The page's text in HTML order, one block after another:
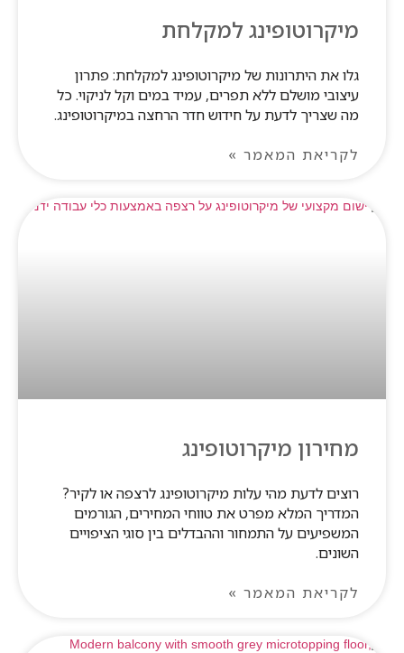
מיקרוטופינג למקלחת
גלו את היתרונות של מיקרוטופינג למקלחת: פתרון
עיצובי מושלם ללא תפרים, עמיד במים וקל לניקוי. כל
מה שצריך לדעת על חידוש חדר הרחצה במיקרוטופינג.
לקריאת המאמר »
מחירון מיקרוטופינג
רוצים לדעת מהי עלות מיקרוטופינג לרצפה או לקיר?
המדריך המלא מפרט את טווחי המחירים, הגורמים
המשפיעים על התמחור וההבדלים בין סוגי הציפויים
לקריאת המאמר »